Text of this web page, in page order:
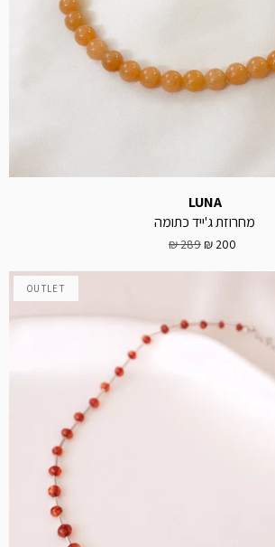
LUNA
מחרוזת ג'ייד כתומה
200 ₪
289 ₪
OUTLET